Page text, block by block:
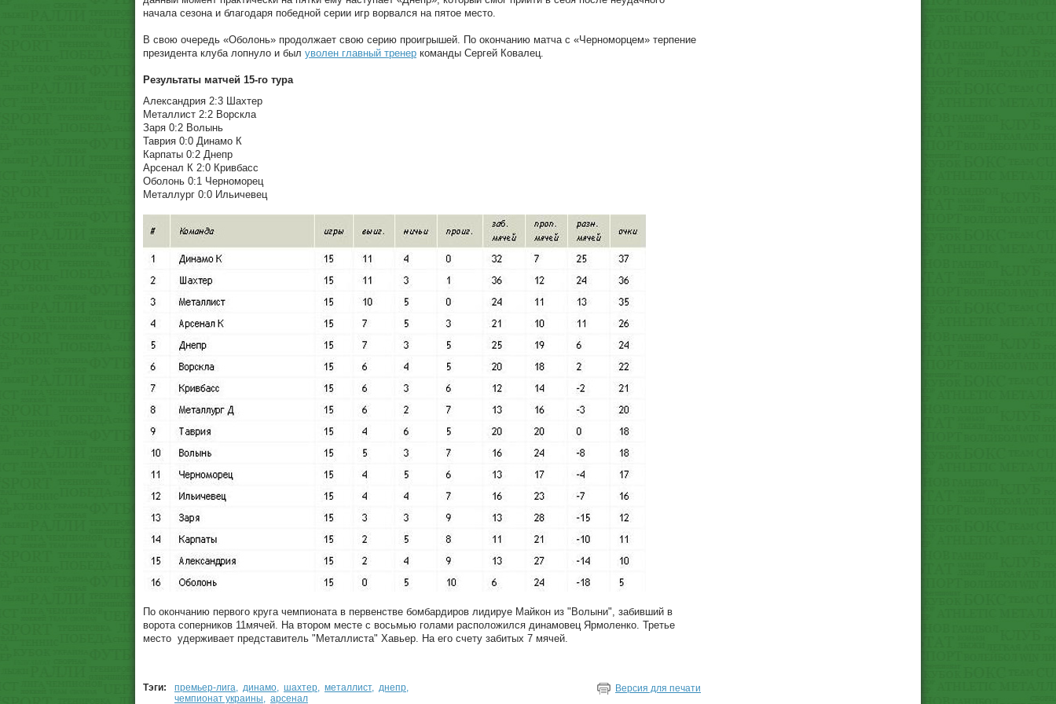
начала сезона и благодаря победной серии игр ворвался на пятое место.
В свою очередь «Оболонь» продолжает свою серию проигрышей. По окончанию матча с «Черноморцем» терпение
президента клуба лопнуло и был уволен главный тренер команды Сергей Ковалец.
Результаты матчей 15-го тура
Александрия 2:3 Шахтер
Металлист 2:2 Ворскла
Заря 0:2 Волынь
Таврия 0:0 Динамо К
Карпаты 0:2 Днепр
Арсенал К 2:0 Кривбасс
Оболонь 0:1 Черноморец
Металлург 0:0 Ильичевец
По окончанию первого круга чемпионата в первенстве бомбардиров лидируе Майкон из "Волыни", забивший в
ворота соперников 11мячей. На втором месте с восьмью голами расположился динамовец Ярмоленко. Третье
место удерживает представитель "Металлиста" Хавьер. На его счету забитых 7 мячей.
Тэги: премьер-лига, динамо, шахтер, металлист, днепр,
чемпионат украины, арсенал
Версия для печати